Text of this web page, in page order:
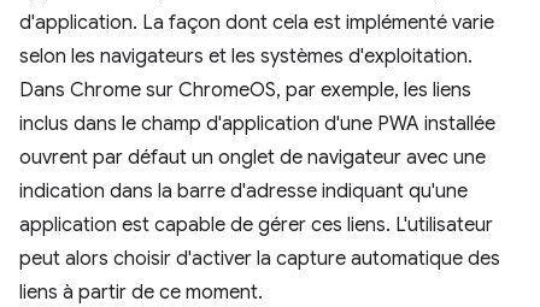
d'application. La façon dont cela est implémenté varie
selon les navigateurs et les systèmes d'exploitation.
Dans Chrome sur ChromeOS, par exemple, les liens
inclus dans le champ d'application d'une PWA installée
ouvrent par défaut un onglet de navigateur avec une
indication dans la barre d'adresse indiquant qu'une
application est capable de gérer ces liens. L'utilisateur
peut alors choisir d'activer la capture automatique des
liens à partir de ce moment.